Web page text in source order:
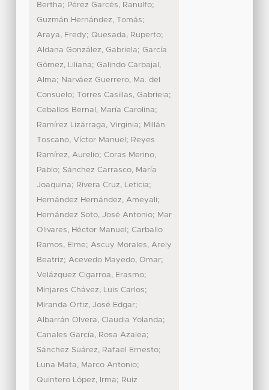
Bertha; Pérez Garcés, Ranulfo;
Guzmán Hernández, Tomás;
Araya, Fredy; Quesada, Ruperto;
Aldana González, Gabriela; García
Gómez, Liliana; Galindo Carbajal,
Alma; Narváez Guerrero, Ma. del
Consuelo; Torres Casillas, Gabriela;
Ceballos Bernal, María Carolina;
Ramírez Lizárraga, Virginia; Millán
Toscano, Víctor Manuel ; Reyes
Ramírez, Aurelio; Coras Merino,
Pablo; Sánchez Carrasco, María
Joaquina; Rivera Cruz, Leticia;
Hernández Hernández, Ameyali;
Hernández Soto, José Antonio; Mar
Olivares, Héctor Manuel ; Carballo
Ramos, Elme; Ascuy Morales, Arely
Beatriz; Acevedo Mayedo, Omar;
Velázquez Cigarroa, Erasmo;
Minjares Chávez, Luis Carlos;
Miranda Ortiz, José Edgar;
Albarrán Olvera, Claudia Yolanda;
Canales García, Rosa Azalea;
Sánchez Suárez, Rafael Ernesto;
Luna Mata, Marco Antonio;
Quintero López, Irma; Ruiz